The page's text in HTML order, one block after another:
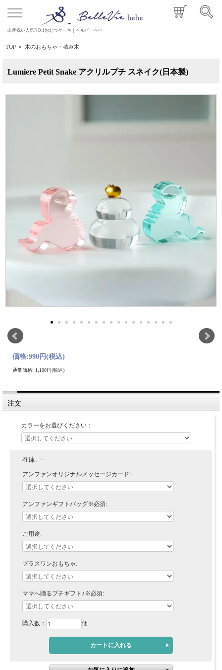
出産祝い人気NO.1おむつケーキ｜ベルビーベベ
TOP > 木のおもちゃ・積み木
Lumiere Petit Snake アクリルプチ スネイク(日本製)
価格:990円(税込)
通常価格: 1,100円(税込)
注文
カラーをお選びください：
在庫: －
アンファンオリジナルメッセージカード:
アンファンギフトバッグ※必須:
ご用途:
プラスワンおもちゃ:
ママへ贈るプチギフト♪※必須:
購入数： 個